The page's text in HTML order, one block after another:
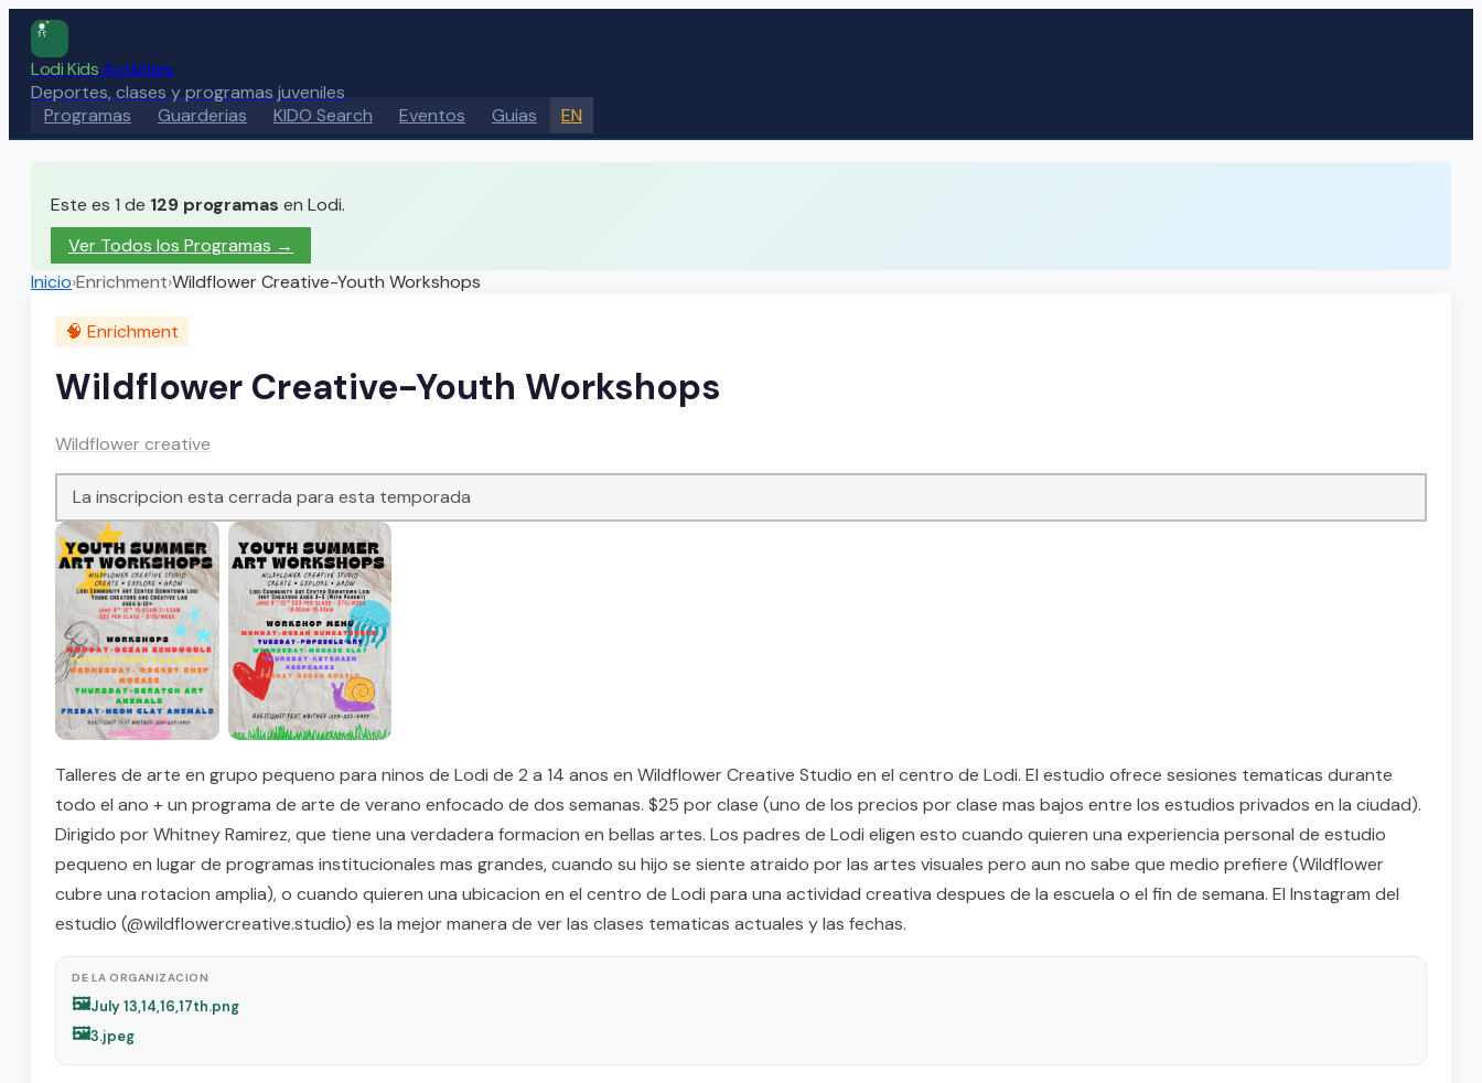
Lodi KidsActivities
Deportes, clases y programas juveniles
Programas
Guarderias KIDO Search Eventos Guias EN
Este es 1 de 129 programas en Lodi.
Ver Todos los Programas →
Inicio›Enrichment›Wildflower Creative-Youth Workshops
🧠 Enrichment
Wildflower Creative-Youth Workshops
Wildflower creative
La inscripcion esta cerrada para esta temporada
Talleres de arte en grupo pequeno para ninos de Lodi de 2 a 14 anos en Wildflower Creative Studio en el centro de Lodi. El estudio ofrece sesiones tematicas durante
todo el ano + un programa de arte de verano enfocado de dos semanas. $25 por clase (uno de los precios por clase mas bajos entre los estudios privados en la ciudad).
Dirigido por Whitney Ramirez, que tiene una verdadera formacion en bellas artes. Los padres de Lodi eligen esto cuando quieren una experiencia personal de estudio
pequeno en lugar de programas institucionales mas grandes, cuando su hijo se siente atraido por las artes visuales pero aun no sabe que medio prefiere (Wildflower
cubre una rotacion amplia), o cuando quieren una ubicacion en el centro de Lodi para una actividad creativa despues de la escuela o el fin de semana. El Instagram del
estudio (@wildflowercreative.studio) es la mejor manera de ver las clases tematicas actuales y las fechas.
DE LA ORGANIZACION
🖼️July 13,14,16,17th.png
🖼️3.jpeg